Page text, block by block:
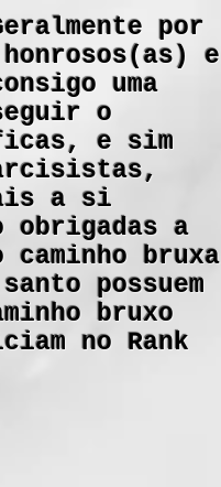
por
e
uma
o
e sim
a si
obrigadas a
caminho bruxa
possuem
bruxo
no Rank